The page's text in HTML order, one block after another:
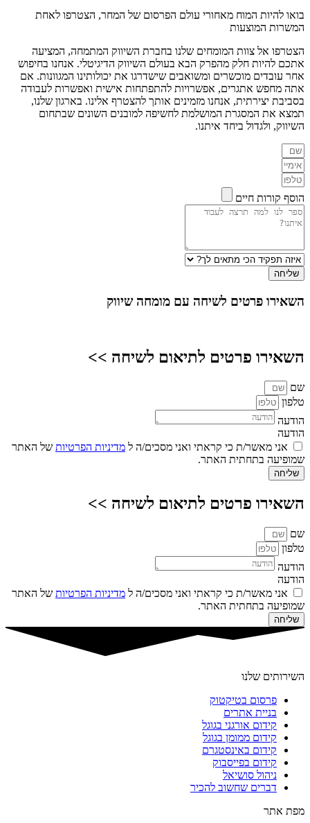
בואו להיות המוח מאחורי עולם הפרסום של המחר, הצטרפו לאחת
המשרות המוצעות
הצטרפו אל צוות המומחים שלנו בחברת השיווק המתמחה, המציעה
אתכם להיות חלק מהפרק הבא בעולם השיווק הדיגיטלי. אנחנו בחיפוש
אחר עובדים מוכשרים ומשואבים שישדרגו את יכולותינו המגוונות. אם
אתה מחפש אתגרים, אפשרויות להתפתחות אישית ואפשרות לעבודה
בסביבת יצירתית, אנחנו מזמינים אותך להצטרף אלינו. בארגון שלנו,
תמצא את המסגרת המושלמת לחשיפה למובנים השונים שבתחום
השיווק, ולגדול ביחד איתנו.
הוסף קורות חיים
שליחה
השאירו פרטים לשיחה עם מומחה שיווק
השאירו פרטים לתיאום לשיחה >>
שם
טלפון
הודעה
הודעה
אני מאשר/ת כי קראתי ואני מסכים/ה ל מדיניות הפרטיות של האתר
שמופיעה בתחתית האתר.
שליחה
השאירו פרטים לתיאום לשיחה >>
שם
טלפון
הודעה
הודעה
אני מאשר/ת כי קראתי ואני מסכים/ה ל מדיניות הפרטיות של האתר
שמופיעה בתחתית האתר.
שליחה
השירותים שלנו
פרסום בטיקטוק
בניית אתרים
קידום אורגני בגוגל
קידום ממומן בגוגל
קידום באינסטגרם
קידום בפייסבוק
ניהול סושיאל
דברים שחשוב להכיר
מפת אתר